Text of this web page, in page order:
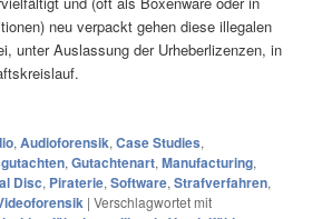
neu verpackt gehen diese illegalen
unter Auslassung der Urheberlizenzen, in
,Audioforensik,Case Studies,
,Gutachtenart,Manufacturing,
Disc, Piraterie,Software,Strafverfahren,
|Verschlagwortet mit